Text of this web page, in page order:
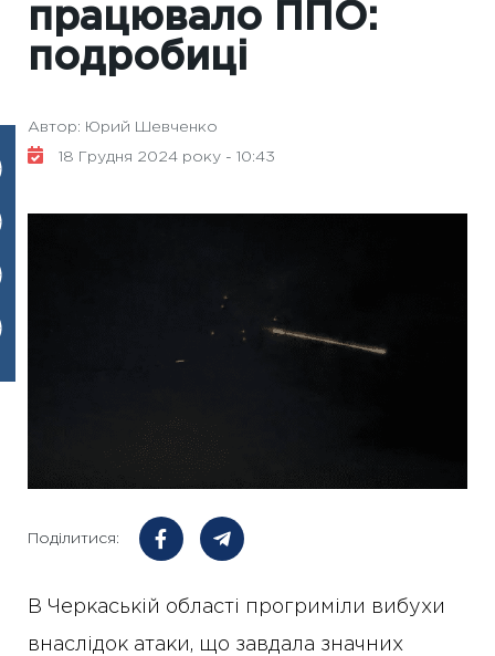
працювало ППО:
подробиці
Автор: Юрий Шевченко
18 Грудня 2024 року - 10:43
Поділитися:
В Черкаській області прогриміли вибухи
внаслідок атаки, що завдала значних